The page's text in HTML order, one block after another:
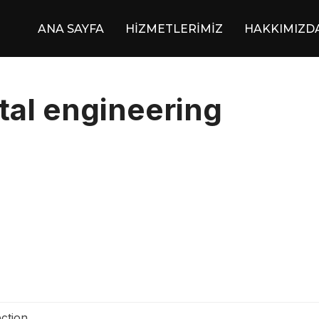
ANA SAYFA HİZMETLERİMİZ
engineering